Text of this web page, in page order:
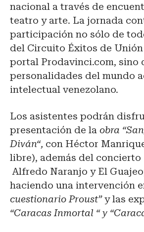
nacional a través de
teatro y arte. La jornada
participación no sólo de
del Circuito Éxitos de
portal Prodavinci.com, sino
personalidades del mundo
intelectual venezolano.
Los asistentes podrán
presentación de la obra
Diván“, con Héctor
libre), además del
Alfredo Naranjo y El
haciendo una intervención
cuestionario Proust”y las
“Caracas Inmortal “ y